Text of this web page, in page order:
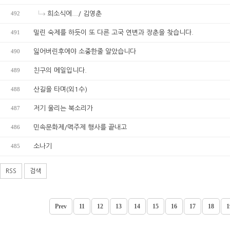
492 희소식에.../ 김영춘
491 밀린 숙제를 하듯이 또 다른 고국 연변과 장춘을 찾습니다.
490 잃어버린후에야 소중한줄 알았습니다
489 친구의 메일입니다.
488 산길을 타며(외1수)
487 저기 울리는 북소리가
486 민속문화제/맥주제 행사를 끝내고
485 소나기
RSS 검색
Prev 11 12 13 14 15 16 17 18